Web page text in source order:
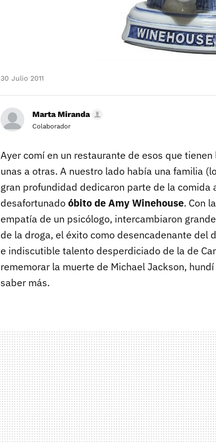
30 Julio 2011
Marta Miranda
Colaborador
Ayer comí en un restaurante de esos que
unas a otras. A nuestro lado había una familia
gran profundidad dedicaron parte de la comida
desafortunadoóbito de Amy Winehouse. Con
empatía de un psicólogo, intercambiaron
de la droga, el éxito como desencadenante del
e indiscutible talento desperdiciado de la de
rememorar la muerte de Michael Jackson,
saber más.